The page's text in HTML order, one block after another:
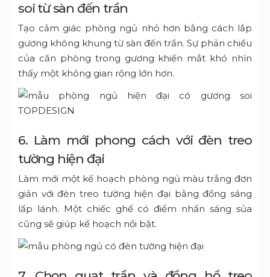
soi từ sàn đến trần
Tạo cảm giác phòng ngủ nhỏ hơn bằng cách lắp
gương không khung từ sàn đến trần. Sự phản chiếu
của căn phòng trong gương khiến mắt khó nhìn
thấy một không gian rộng lớn hơn.
6. Làm mới phong cách với đèn treo
tường hiện đại
Làm mới một kế hoạch phòng ngủ màu trắng đơn
giản vớiđèn treo tường hiện đại bằng đồng sáng
lấp lánh. Một chiếc ghế có điểm nhấn sáng sủa
cũng sẽ giúp kế hoạch nổi bật.